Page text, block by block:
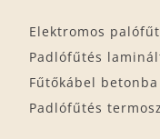
Elektromos
Padlófűtés
Fűtőkábel betonba
Padlófűtés